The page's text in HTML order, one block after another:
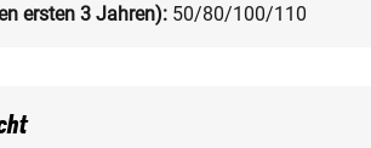
ersten 3 Jahren): 50/80/100/110